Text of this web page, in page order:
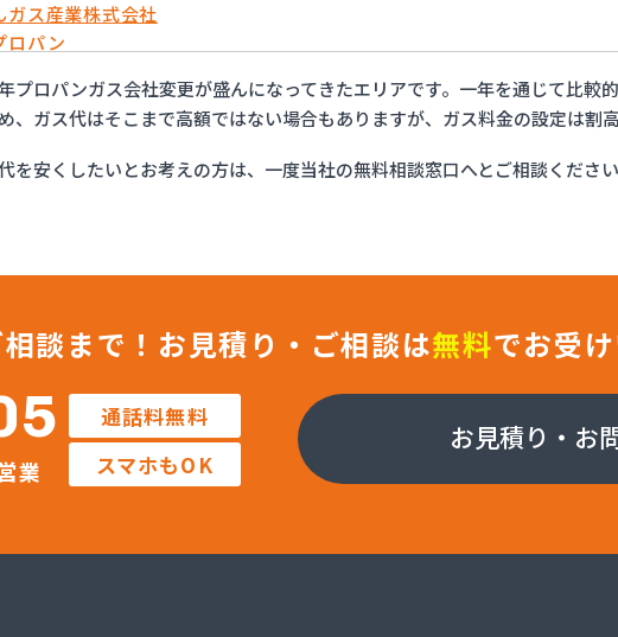
ガス産業株式会社
ロパン
設備機器株式会社
油株式会社 ガス部
山口
Misumi熊本オフィス オートガススタンド
Misumi熊本オフィス ミスミガス熊本店・石油・ガス卸部
アイティーエス
いわもと
プロパンガス会社変更が盛んになってきたエリアです。一年を通じて比較
、ガス代はそこまで高額ではない場合もありますが、ガス料金の設定は割
を安くしたいとお考えの方は、一度当社の無料相談窓口へとご相談ください
談まで！ お見積り・ご相談は無料でお受
業
通話料無料
スマホもOK
お見積り・お